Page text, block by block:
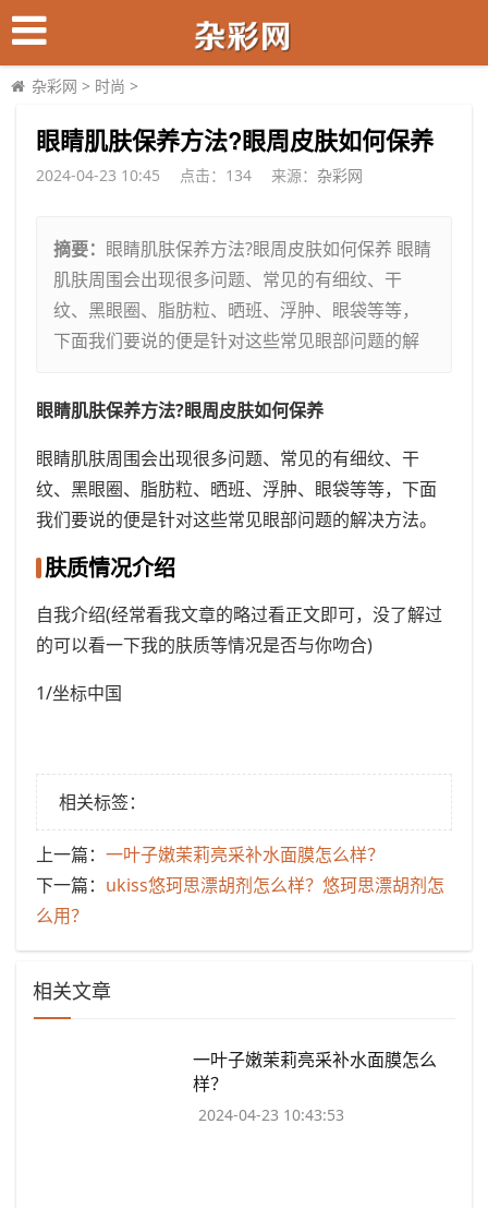
杂彩网 > 时尚 >
​眼睛肌肤保养方法?眼周皮肤如何保养
2024-04-23 10:45 点击： 134 来源： 杂彩网
摘要： 眼睛肌肤保养方法?眼周皮肤如何保养 眼睛
肌肤周围会出现很多问题、常见的有细纹、干
纹、黑眼圈、脂肪粒、晒班、浮肿、眼袋等等，
下面我们要说的便是针对这些常见眼部问题的解
眼睛肌肤保养方法?眼周皮肤如何保养
眼睛肌肤周围会出现很多问题、常见的有细纹、干
纹、黑眼圈、脂肪粒、晒班、浮肿、眼袋等等，下面
我们要说的便是针对这些常见眼部问题的解决方法。
肤质情况介绍
自我介绍(经常看我文章的略过看正文即可，没了解过
的可以看一下我的肤质等情况是否与你吻合)
1/坐标中国
相关标签：
上一篇： ​一叶子嫩茉莉亮采补水面膜怎么样？
下一篇： ​ukiss悠珂思漂胡剂怎么样？悠珂思漂胡剂怎
么用？
相关文章
​一叶子嫩茉莉亮采补水面膜怎么
样？
2024-04-23 10:43:53